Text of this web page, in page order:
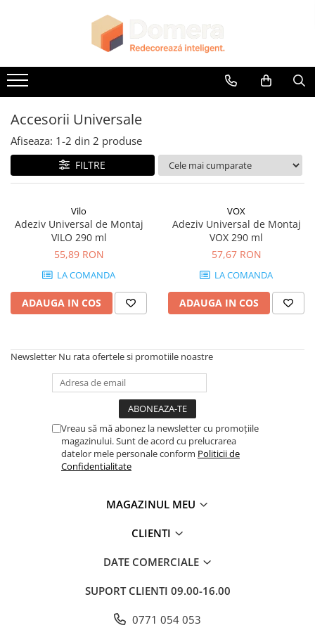
Parchet SPC
Riflaje Decorative
Riflaj exterior
Riflaje Interioare
Glafuri Interioare
Glafuri Exterioare
Plinte, Plinte PVC, Plinte MDF
Plinte PVC
Plinte MDF Premium
Accesorii Plinte
Terminatii Plinta
Colt Exterior Plinta
Colt Interior Plinta
Accesorii Lambriuri
Accesorii Riflaje Decorative
Accesorii Universale
Capac Glaf Interior
Izolatie Parchet
Prag de trecere
Lambriuri PVC
Lambriuri Premium
Panouri Decorative
Panouri Decorative SPC
Panouri Decorative Premium
Accesorii Universale
Afiseaza: 1-2 din 2 produse
FILTRE
Vilo
Adeziv Universal de Montaj
VILO 290 ml
55,89 RON
LA COMANDA
ADAUGA IN COS
VOX
Adeziv Universal de Montaj
VOX 290 ml
57,67 RON
LA COMANDA
ADAUGA IN COS
Newsletter Nu rata ofertele si promotiile noastre
Vreau să mă abonez la newsletter cu promoțiile
magazinului. Sunt de acord cu prelucrarea
datelor mele personale conform Politicii de
Confidentialitate
MAGAZINUL MEU
CLIENTI
DATE COMERCIALE
SUPORT CLIENTI 09.00-16.00
0771 054 053